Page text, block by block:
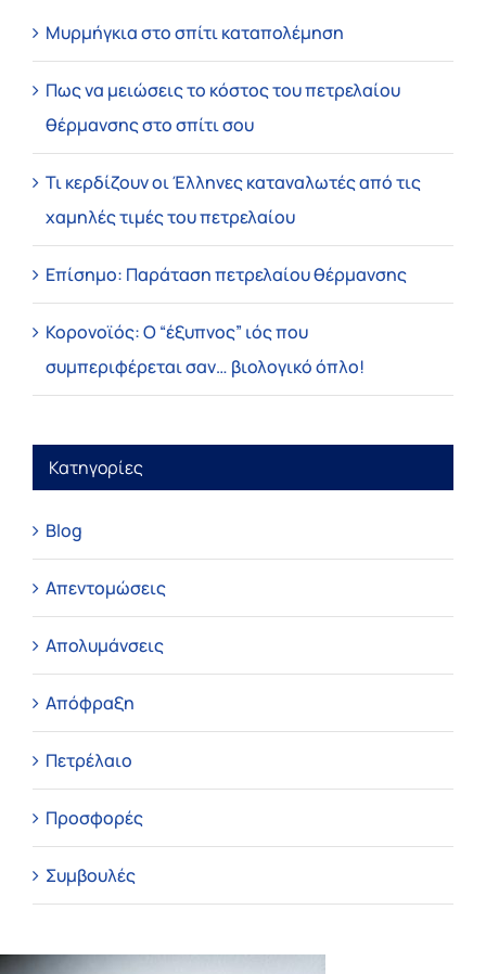
Μυρμήγκια στο σπίτι καταπολέμηση
Πως να μειώσεις το κόστος του πετρελαίου
θέρμανσης στο σπίτι σου
Τι κερδίζουν οι Έλληνες καταναλωτές από τις
χαμηλές τιμές του πετρελαίου
Επίσημο: Παράταση πετρελαίου θέρμανσης
Κορονοϊός: Ο “έξυπνος” ιός που
συμπεριφέρεται σαν… βιολογικό όπλο!
Κατηγορίες
Blog
Απεντομώσεις
Απολυμάνσεις
Απόφραξη
Πετρέλαιο
Προσφορές
Συμβουλές